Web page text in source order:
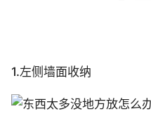
1.左侧墙面收纳